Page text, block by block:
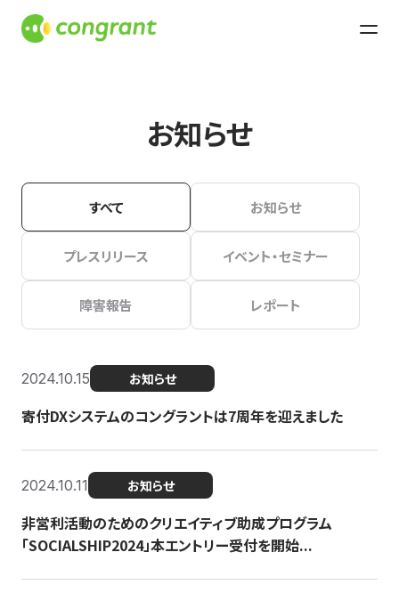
お知らせ
すべて お知らせ
プレスリリース イベント・セミナー
障害報告 レポート
2024.10.15 お知らせ
寄付DXシステムのコングラントは7周年を迎えました
2024.10.11 お知らせ
非営利活動のためのクリエイティブ助成プログラム
「SOCIALSHIP2024」本エントリー受付を開始...